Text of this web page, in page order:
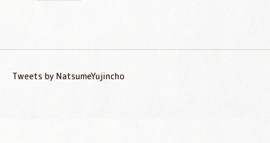
Tweets by NatsumeYujincho